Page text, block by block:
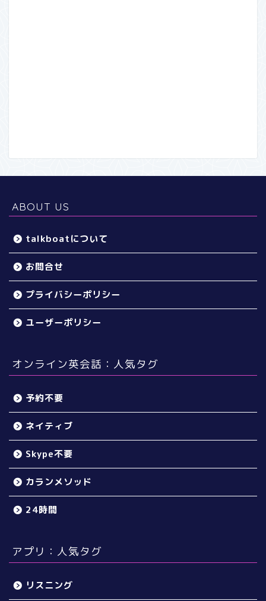
ABOUT US
talkboatについて
お問合せ
プライバシーポリシー
ユーザーポリシー
オンライン英会話：人気タグ
予約不要
ネイティブ
Skype不要
カランメソッド
24時間
アプリ：人気タグ
リスニング